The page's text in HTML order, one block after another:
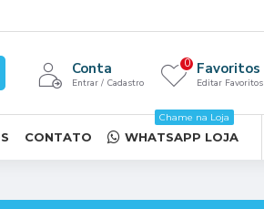
Conta
Entrar / Cadastro
Favoritos
Editar Favoritos
0
CONTATO WHATSAPP LOJA
Chame na Loja